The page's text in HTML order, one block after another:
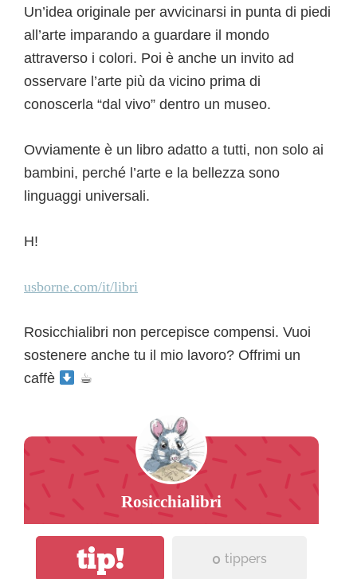
Un’idea originale per avvicinarsi in punta di piedi
all’arte imparando a guardare il mondo
attraverso i colori. Poi è anche un invito ad
osservare l’arte più da vicino prima di
conoscerla “dal vivo” dentro un museo.
Ovviamente è un libro adatto a tutti, non solo ai
bambini, perché l’arte e la bellezza sono
linguaggi universali.
H!
usborne.com/it/libri
Rosicchialibri non percepisce compensi. Vuoi
sostenere anche tu il mio lavoro? Offrimi un
caffè
☕︎
Rosicchialibri
tip! 0 tippers